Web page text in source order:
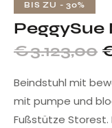
BIS ZU - 30%
PeggySue
€3.123,00
Beindstuhl mit
mit pumpe und
Fußstütze Storest.